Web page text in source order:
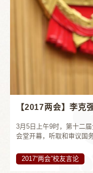
3月5日上午9时，第十二
会堂开幕，听取和审议国
民经济和社会发展计划草
2017“两会”校友言论